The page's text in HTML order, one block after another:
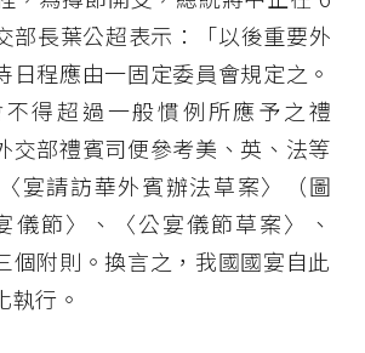
部長葉公超表示：「以後重要外
日程應由一固定委員會規定之。
得超過一般慣例所應予之禮
交部禮賓司便參考美、英、法等
宴請訪華外賓辦法草案〉（圖
儀節〉、〈公宴儀節草案〉、
個附則。換言之，我國國宴自此
執行。